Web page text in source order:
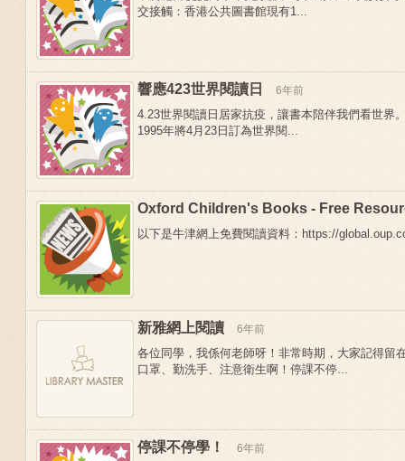
Previous
交接觸：香港公共圖書館現有1...
響應423世界閱讀日 6年前
4.23世界閱讀日居家抗疫，讓書本陪伴我們看世界
1995年將4月23日訂為世界閱...
Oxford Children's Books - Free
以下是牛津網上免費閱讀資料：https://
新雅網上閱讀 6年前
各位同學，我係何老師呀！非常時期，大家記得留
口罩、勤洗手、注意衛生啊！停課不停...
停課不停學！ 6年前